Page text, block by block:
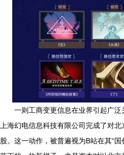
一则工商变更信息在业界引起广
上海幻电信息科技有限公司完成了对
股。这一动作，被普遍视为B站在其“